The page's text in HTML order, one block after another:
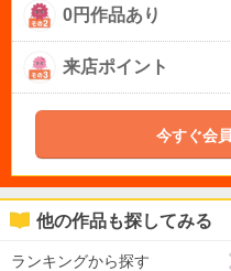
0円作品あり
来店ポイント
今すぐ会
他の作品も探してみる
ランキングから探す